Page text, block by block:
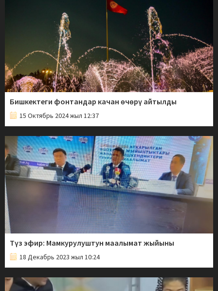
Бишкектеги фонтандар качан өчөрү айтылды
15 Октябрь 2024 жыл 12:37
Түз эфир: Мамкурулуштун маалымат жыйыны
18 Декабрь 2023 жыл 10:24